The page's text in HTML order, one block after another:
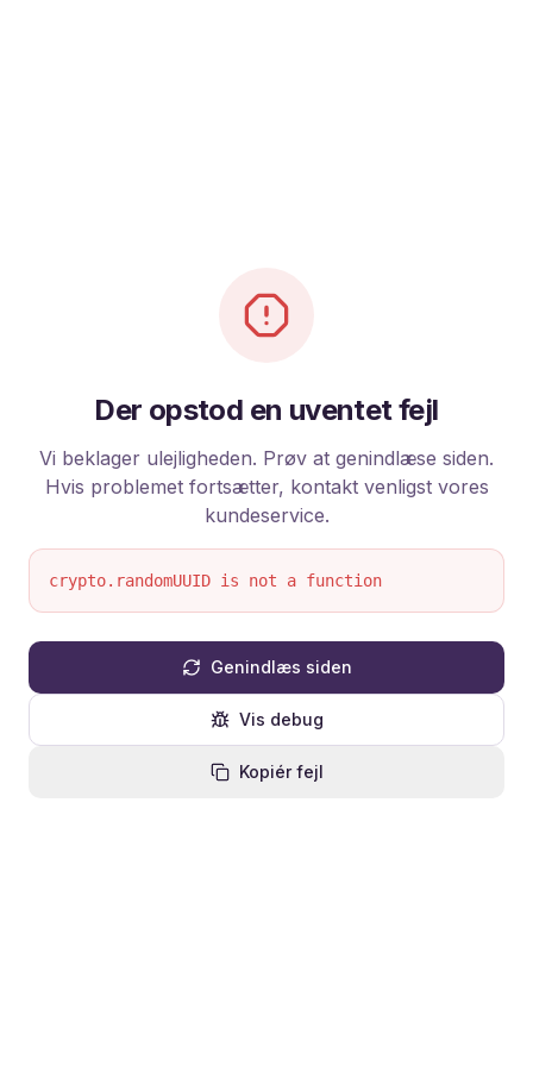
Der opstod en uventet fejl
Vi beklager ulejligheden. Prøv at genindlæse siden.
Hvis problemet fortsætter, kontakt venligst vores
kundeservice.
crypto.randomUUID is not a function
Genindlæs siden
Vis debug
Kopiér fejl